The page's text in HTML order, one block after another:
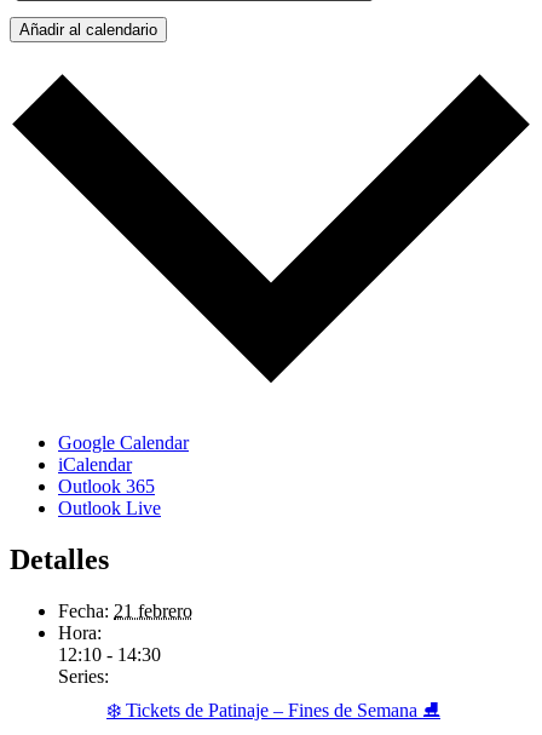
Añadir al calendario
Google Calendar
iCalendar
Outlook 365
Outlook Live
Detalles
Fecha: 21 febrero
Hora:
12:10 - 14:30
Series:
❄️ Tickets de Patinaje – Fines de Semana ⛸️